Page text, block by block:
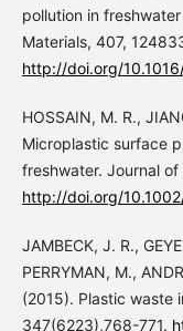
pollution in
Materials, 407,
http://doi.org/
HOSSAIN, M. R.,
Microplastic surface
freshwater. Journal
http://doi.org/
JAMBECK, J. R.,
PERRYMAN, M.,
(2015). Plastic waste
347(6223),768-771.